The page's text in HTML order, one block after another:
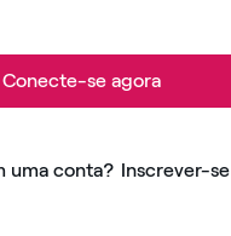
Conecte-se agora
uma conta? Inscrever-se